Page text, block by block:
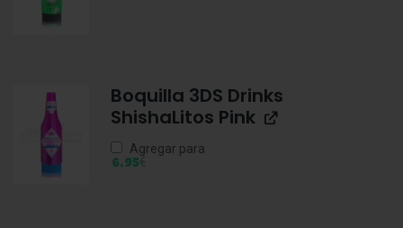
Boquilla 3DS Drinks
ShishaLitos Pink
Agregar para
6,95€